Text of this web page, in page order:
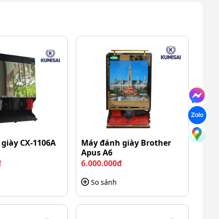
CX-1106A
Máy đánh giày Brother
Apus A6
6.000.000đ
So sánh